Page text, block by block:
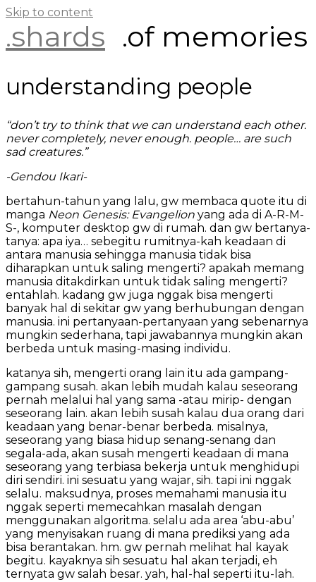
Skip to content
.shards .of memories
understanding people
“don’t try to think that we can understand each other.
never completely, never enough. people… are such
sad creatures.”
-Gendou Ikari-
bertahun-tahun yang lalu, gw membaca quote itu di
manga Neon Genesis: Evangelion yang ada di A-R-M-
S-, komputer desktop gw di rumah. dan gw bertanya-
tanya: apa iya… sebegitu rumitnya-kah keadaan di
antara manusia sehingga manusia tidak bisa
diharapkan untuk saling mengerti? apakah memang
manusia ditakdirkan untuk tidak saling mengerti?
entahlah. kadang gw juga nggak bisa mengerti
banyak hal di sekitar gw yang berhubungan dengan
manusia. ini pertanyaan-pertanyaan yang sebenarnya
mungkin sederhana, tapi jawabannya mungkin akan
berbeda untuk masing-masing individu.
katanya sih, mengerti orang lain itu ada gampang-
gampang susah. akan lebih mudah kalau seseorang
pernah melalui hal yang sama -atau mirip- dengan
seseorang lain. akan lebih susah kalau dua orang dari
keadaan yang benar-benar berbeda. misalnya,
seseorang yang biasa hidup senang-senang dan
segala-ada, akan susah mengerti keadaan di mana
seseorang yang terbiasa bekerja untuk menghidupi
diri sendiri. ini sesuatu yang wajar, sih. tapi ini nggak
selalu. maksudnya, proses memahami manusia itu
nggak seperti memecahkan masalah dengan
menggunakan algoritma. selalu ada area ‘abu-abu’
yang menyisakan ruang di mana prediksi yang ada
bisa berantakan. hm. gw pernah melihat hal kayak
begitu. kayaknya sih sesuatu hal akan terjadi, eh
ternyata gw salah besar. yah, hal-hal seperti itu-lah.